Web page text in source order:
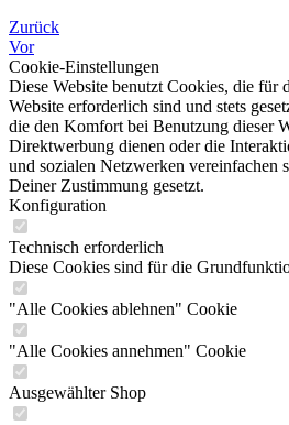
Zurück
Vor
Cookie-Einstellungen
Diese Website benutzt Cookies, die für
Website erforderlich sind und stets
die den Komfort bei Benutzung dieser
Direktwerbung dienen oder die
und sozialen Netzwerken vereinfachen
Deiner Zustimmung gesetzt.
Konfiguration
Technisch erforderlich
Diese Cookies sind für die
"Alle Cookies ablehnen" Cookie
"Alle Cookies annehmen" Cookie
Ausgewählter Shop